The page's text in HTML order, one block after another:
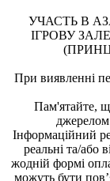
УЧАСТЬ В
ІГРОВУ
При виявленні
Пам'ятайте,
джерелом
Інформаційний
реальні та/або
жодній формі
можуть бути